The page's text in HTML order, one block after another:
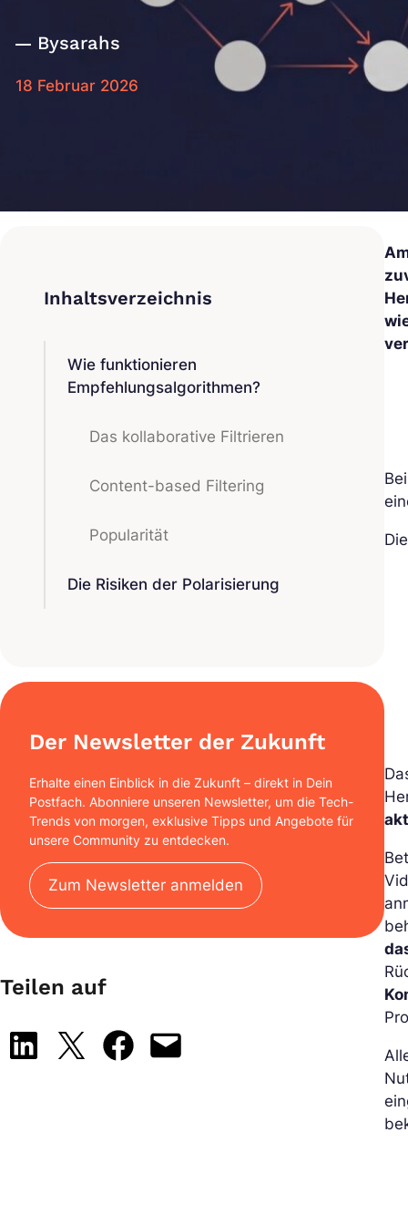
Bysarahs
18 Februar 2026
Wie funktionieren
Empfehlungsalgorithmen?
Das kollaborative Filtrieren
Content-based Filtering
Popularität
Die Risiken der Polarisierung
Der Newsletter der Zukunft
Erhalte einen Einblick in die Zukunft – direkt in Dein
Postfach. Abonniere unseren Newsletter, um die Tech-
Trends von morgen, exklusive Tipps und Angebote für
unsere Community zu entdecken.
Zum Newsletter anmelden
Teilen auf
Share on LinkedIn
Share on X Share on Facebook
Email this Page